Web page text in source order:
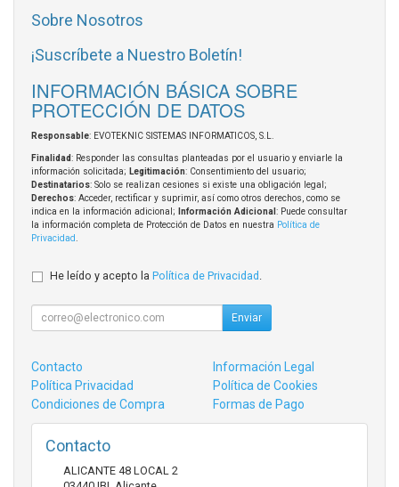
Sobre Nosotros
¡Suscríbete a Nuestro Boletín!
INFORMACIÓN BÁSICA SOBRE
PROTECCIÓN DE DATOS
Responsable: EVOTEKNIC SISTEMAS INFORMATICOS, S.L.
Finalidad: Responder las consultas planteadas por el usuario y enviarle la
información solicitada; Legitimación: Consentimiento del usuario;
Destinatarios: Solo se realizan cesiones si existe una obligación legal;
Derechos: Acceder, rectificar y suprimir, así como otros derechos, como se
indica en la información adicional;
Información Adicional : Puede consultar
la información completa de Protección de Datos en nuestra Política de
Privacidad
He leído y acepto la Política de Privacidad .
Enviar
Contacto
Información Legal
Política Privacidad
Política de Cookies
Condiciones de Compra
Formas de Pago
Contacto
ALICANTE 48 LOCAL 2